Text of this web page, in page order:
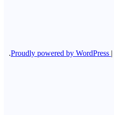
Proudly powered by WordPress |
.